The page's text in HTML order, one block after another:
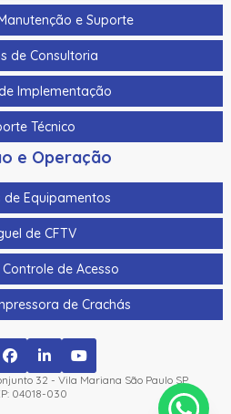
e Suporte
de Consultoria
Implementação
Técnico
e Operação
de Equipamentos
de CFTV
de Acesso
de Crachás
32 - Vila Mariana São Paulo SP
04018-030